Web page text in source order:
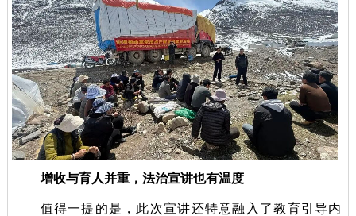
增收与育人并重，法治宣讲也有温度
值得一提的是，此次宣讲还特意融入了教育引导内